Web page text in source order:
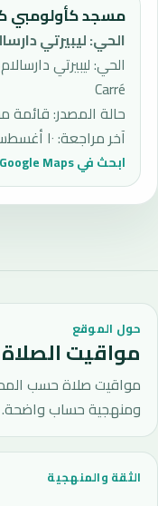
مسجد كأولومبي
الحي:ليبيرتي
Carré
حالة المصدر:قائمة
آخر مراجعة:١٠ أغسطس ٢٠٢٦ في ١٢:١٥ ص
ابحث في Google Maps
حول الموقع
مواقيت الصلاة
مواقيت صلاة حسب
ومنهجية حساب واضحة.
الثقة والمنهجية